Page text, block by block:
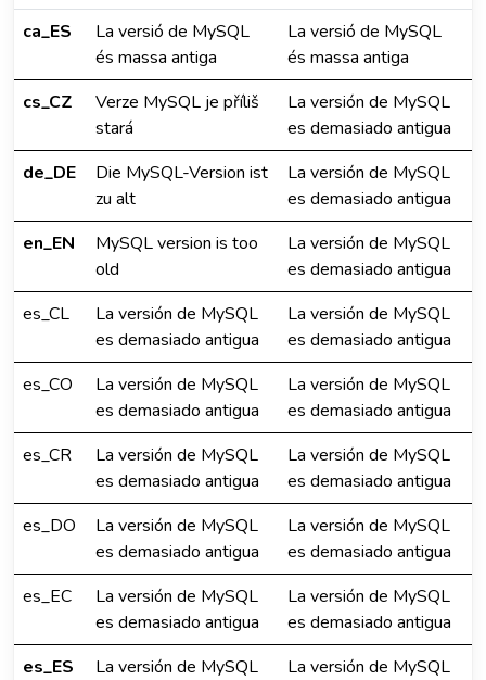
ca_ES
La versió de MySQL
és massa antiga
La versió de MySQL
és massa antiga
cs_CZ
Verze MySQL je příliš
stará
La versión de MySQL
es demasiado antigua
de_DE
Die MySQL-Version ist
zu alt
La versión de MySQL
es demasiado antigua
en_EN
MySQL version is too
old
La versión de MySQL
es demasiado antigua
es_CL
La versión de MySQL
es demasiado antigua
La versión de MySQL
es demasiado antigua
es_CO
La versión de MySQL
es demasiado antigua
La versión de MySQL
es demasiado antigua
es_CR
La versión de MySQL
es demasiado antigua
La versión de MySQL
es demasiado antigua
es_DO
La versión de MySQL
es demasiado antigua
La versión de MySQL
es demasiado antigua
es_EC
La versión de MySQL
es demasiado antigua
La versión de MySQL
es demasiado antigua
es_ES
La versión de MySQL
La versión de MySQL